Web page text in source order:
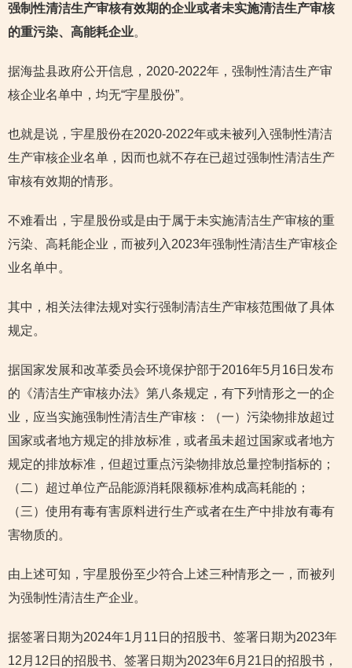
强制性清洁生产审核有效期的企业或者未实施清洁生产审核
的重污染、高能耗企业。
据海盐县政府公开信息，2020-2022年，强制性清洁生产审
核企业名单中，均无“宇星股份”。
也就是说，宇星股份在2020-2022年或未被列入强制性清洁
生产审核企业名单，因而也就不存在已超过强制性清洁生产
审核有效期的情形。
不难看出，宇星股份或是由于属于未实施清洁生产审核的重
污染、高耗能企业，而被列入2023年强制性清洁生产审核企
业名单中。
其中，相关法律法规对实行强制清洁生产审核范围做了具体
规定。
据国家发展和改革委员会环境保护部于2016年5月16日发布
的《清洁生产审核办法》第八条规定，有下列情形之一的企
业，应当实施强制性清洁生产审核：（一）污染物排放超过
国家或者地方规定的排放标准，或者虽未超过国家或者地方
规定的排放标准，但超过重点污染物排放总量控制指标的；
（二）超过单位产品能源消耗限额标准构成高耗能的；
（三）使用有毒有害原料进行生产或者在生产中排放有毒有
害物质的。
由上述可知，宇星股份至少符合上述三种情形之一，而被列
为强制性清洁生产企业。
据签署日期为2024年1月11日的招股书、签署日期为2023年
12月12日的招股书、签署日期为2023年6月21日的招股书，